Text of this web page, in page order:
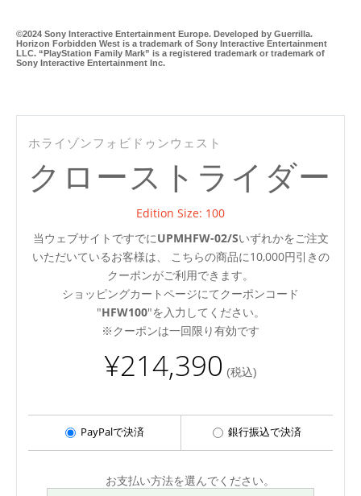
©2024 Sony Interactive Entertainment Europe. Developed by Guerrilla.
Horizon Forbidden West is a trademark of Sony Interactive Entertainment
LLC. “PlayStation Family Mark” is a registered trademark or trademark of
Sony Interactive Entertainment Inc.
ホライゾンフォビドゥンウェスト
クローストライダー
Edition Size: 100
当ウェブサイトですでにUPMHFW-02/Sいずれかをご注文
いただいているお客様は、 こちらの商品に10,000円引きの
クーポンがご利用できます。
ショッピングカートページにてクーポンコード
"HFW100"を入力してください。
※クーポンは一回限り有効です
¥214,390 (税込)
PayPalで決済 銀行振込で決済
お支払い方法を選んでください。